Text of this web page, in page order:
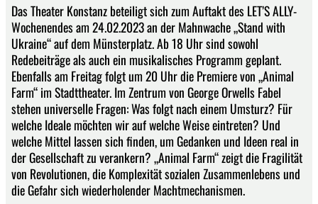
Das Theater Konstanz beteiligt sich zum Auftakt des LET’S ALLY-
Wochenendes am 24.02.2023 an der Mahnwache „Stand with
Ukraine“ auf dem Münsterplatz. Ab 18 Uhr sind sowohl
Redebeiträge als auch ein musikalisches Programm geplant.
Ebenfalls am Freitag folgt um 20 Uhr die Premiere von „Animal
Farm“ im Stadttheater. Im Zentrum von George Orwells Fabel
stehen universelle Fragen: Was folgt nach einem Umsturz? Für
welche Ideale möchten wir auf welche Weise eintreten? Und
welche Mittel lassen sich finden, um Gedanken und Ideen real in
der Gesellschaft zu verankern? „Animal Farm“ zeigt die Fragilität
von Revolutionen, die Komplexität sozialen Zusammenlebens und
die Gefahr sich wiederholender Machtmechanismen.